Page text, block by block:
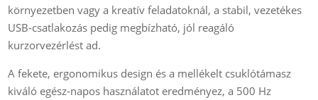
környezetben vagy a kreatív feladatoknál, a stabil, vezetékes
USB‑csatlakozás pedig megbízható, jól reagáló
kurzorvezérlést ad.
A fekete, ergonomikus design és a mellékelt csuklótámasz
kiváló egész‑napos használatot eredményez, a 500 Hz